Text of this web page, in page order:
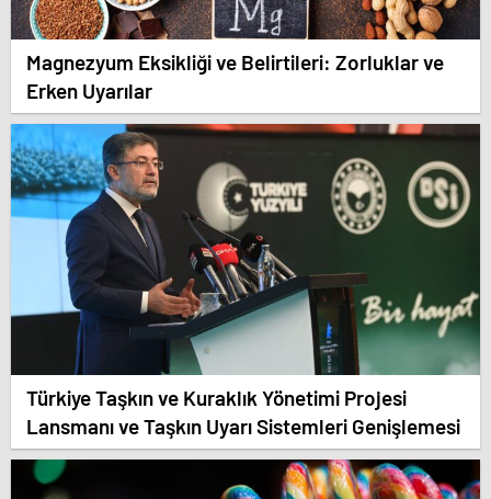
Magnezyum Eksikliği ve Belirtileri: Zorluklar ve
Erken Uyarılar
Türkiye Taşkın ve Kuraklık Yönetimi Projesi
Lansmanı ve Taşkın Uyarı Sistemleri Genişlemesi